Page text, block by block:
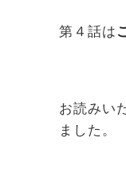
第４話はこ
お読みい
ました。